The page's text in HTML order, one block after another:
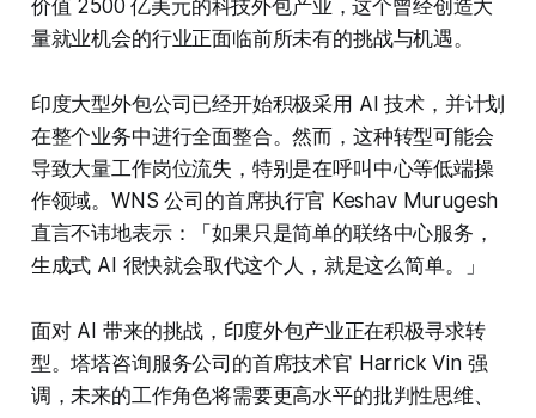
价值 2500 亿美元的科技外包产业，这个曾经创造大
量就业机会的行业正面临前所未有的挑战与机遇。
印度大型外包公司已经开始积极采用 AI 技术，并计划
在整个业务中进行全面整合。然而，这种转型可能会
导致大量工作岗位流失，特别是在呼叫中心等低端操
作领域。WNS 公司的首席执行官 Keshav Murugesh
直言不讳地表示：「如果只是简单的联络中心服务，
生成式 AI 很快就会取代这个人，就是这么简单。」
面对 AI 带来的挑战，印度外包产业正在积极寻求转
型。塔塔咨询服务公司的首席技术官 Harrick Vin 强
调，未来的工作角色将需要更高水平的批判性思维、